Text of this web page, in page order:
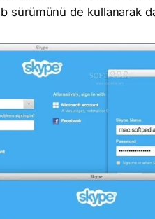
sürümünü de kullanarak